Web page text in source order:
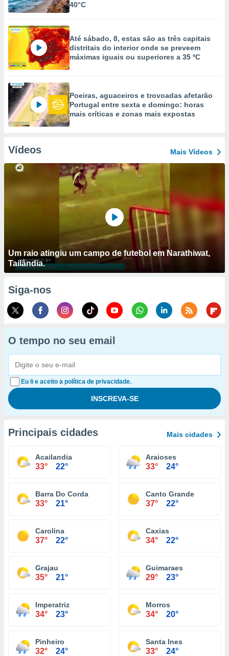
40°C
Até sábado, 8, estas são as três capitais
distritais do interior onde se preveem
máximas iguais ou superiores a 35 ºC
Poeiras, aguaceiros e trovoadas afetarão
Portugal entre sexta e domingo: horas
mais críticas e zonas mais expostas
Vídeos Mais Vídeos
Um raio atingiu um campo de futebol em Narathiwat,
Tailândia.
Siga-nos
O tempo no seu email
Eu li e aceito a política de privacidade.
Principais cidades Mais cidades
Acailandia
33° 22°
Araioses
33° 24°
Barra Do Corda
33° 21°
Canto Grande
37° 22°
Carolina
37° 22°
Caxias
34° 22°
Grajau
35° 21°
Guimaraes
29° 23°
Imperatriz
34° 23°
Morros
34° 20°
Pinheiro
32° 24°
Santa Ines
33° 24°